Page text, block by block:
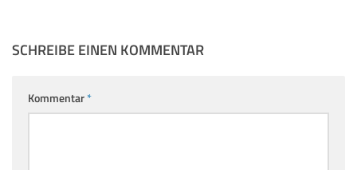
SCHREIBE EINEN KOMMENTAR
Kommentar*